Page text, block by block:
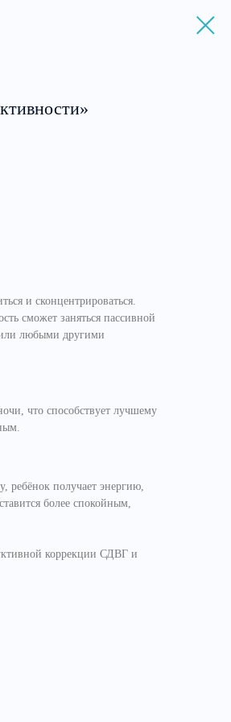
и сконцентрироваться.
сможет заняться пассивной
любыми другими
что способствует лучшему
ребёнок получает энергию,
более спокойным,
коррекции СДВГ и